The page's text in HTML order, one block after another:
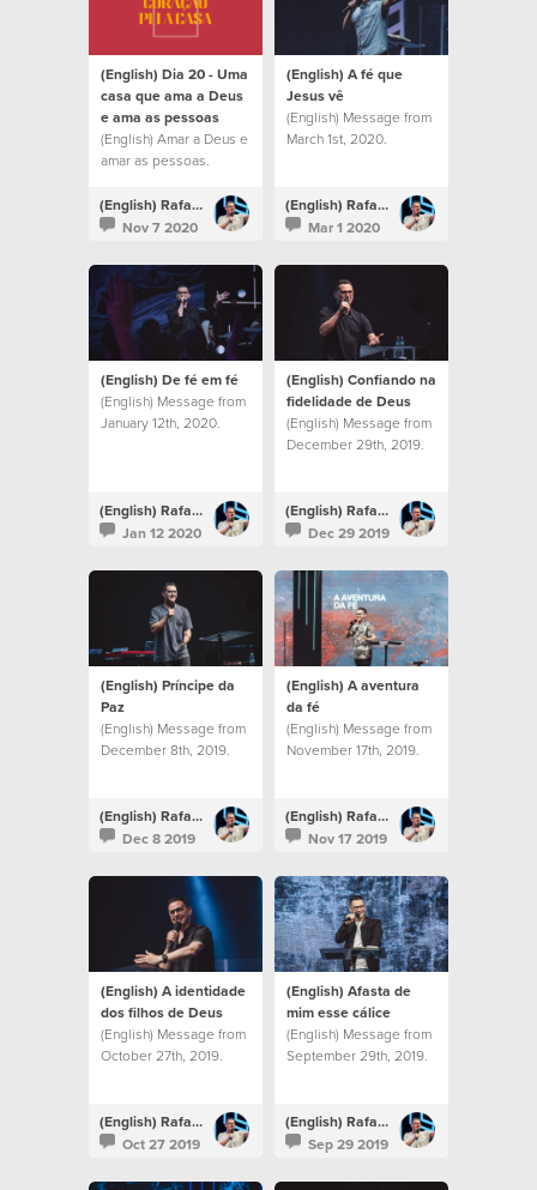
(English) Dia 20 - Uma
casa que ama a Deus
e ama as pessoas
(English) Amar a Deus e
amar as pessoas.
(English) Rafael Bitencourt
Nov 7 2020
(English) A fé que
Jesus vê
(English) Message from
March 1st, 2020.
(English) Rafael Bitencourt
Mar 1 2020
(English) De fé em fé
(English) Message from
January 12th, 2020.
(English) Rafael Bitencourt
Jan 12 2020
(English) Confiando na
fidelidade de Deus
(English) Message from
December 29th, 2019.
(English) Rafael Bitencourt
Dec 29 2019
(English) Príncipe da
Paz
(English) Message from
December 8th, 2019.
(English) Rafael Bitencourt
Dec 8 2019
(English) A aventura
da fé
(English) Message from
November 17th, 2019.
(English) Rafael Bitencourt
Nov 17 2019
(English) A identidade
dos filhos de Deus
(English) Message from
October 27th, 2019.
(English) Rafael Bitencourt
Oct 27 2019
(English) Afasta de
mim esse cálice
(English) Message from
September 29th, 2019.
(English) Rafael Bitencourt
Sep 29 2019